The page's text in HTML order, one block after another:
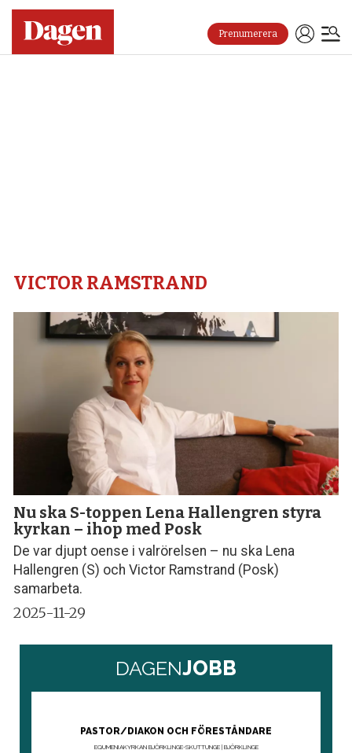
Prenumerera
VICTOR RAMSTRAND
Nu ska S-toppen Lena Hallengren styra
kyrkan – ihop med Posk
De var djupt oense i valrörelsen – nu ska Lena
Hallengren (S) och Victor Ramstrand (Posk)
samarbeta.
2025-11-29